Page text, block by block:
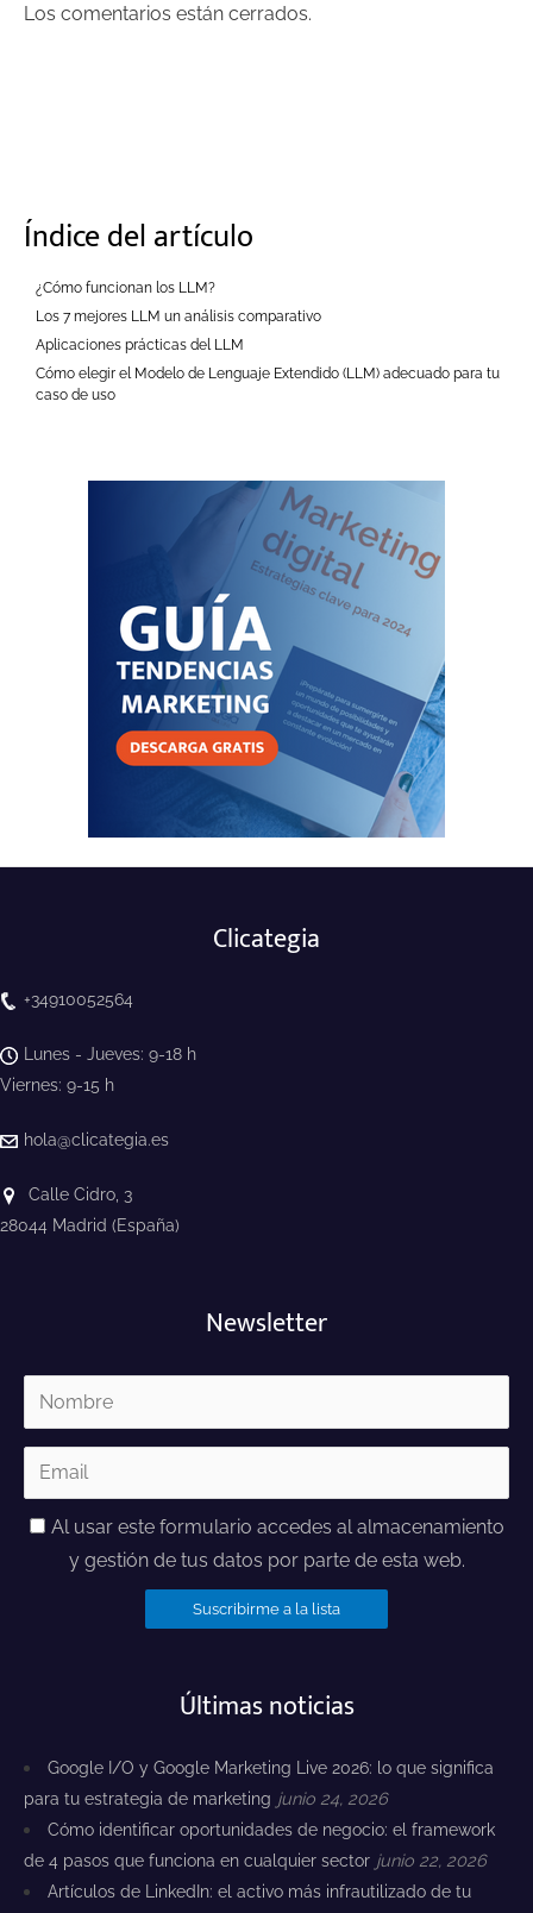
Los comentarios están cerrados.
Índice del artículo
¿Cómo funcionan los LLM?
Los 7 mejores LLM un análisis comparativo
Aplicaciones prácticas del LLM
Cómo elegir el Modelo de Lenguaje Extendido (LLM) adecuado para tu
caso de uso
Clicategia
+34910052564
Lunes - Jueves: 9-18 h
Viernes: 9-15 h
hola@clicategia.es
Calle Cidro, 3
28044 Madrid (España)
Newsletter
Al usar este formulario accedes al almacenamiento
y gestión de tus datos por parte de esta web.
Últimas noticias
Google I/O y Google Marketing Live 2026: lo que significa
para tu estrategia de marketing junio 24, 2026
Cómo identificar oportunidades de negocio: el framework
de 4 pasos que funciona en cualquier sector junio 22, 2026
Artículos de LinkedIn: el activo más infrautilizado de tu